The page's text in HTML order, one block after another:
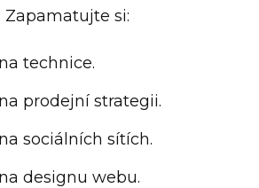
Zapamatujte si:
technice.
prodejní strategii.
sociálních sítích.
designu webu.